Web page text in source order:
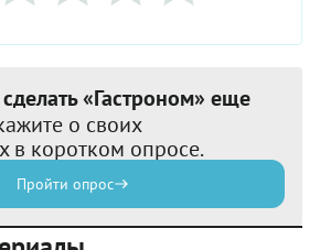
«Гастроном» еще
о своих
в коротком опросе.
Пройти опрос